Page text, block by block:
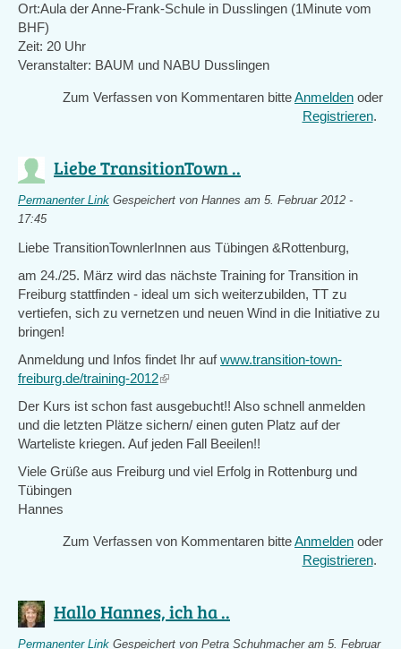
Ort:Aula der Anne-Frank-Schule in Dusslingen (1Minute vom
BHF)
Zeit: 20 Uhr
Veranstalter: BAUM und NABU Dusslingen
Zum Verfassen von Kommentaren bitteAnmelden oder
Registrieren.
Liebe TransitionTown ..
Permanenter Link Gespeichert von Hannes am 5. Februar 2012 -
17:45
Liebe TransitionTownlerInnen aus Tübingen &Rottenburg,
am 24./25. März wird das nächste Training for Transition in
Freiburg stattfinden - ideal um sich weiterzubilden, TT zu
vertiefen, sich zu vernetzen und neuen Wind in die Initiative zu
bringen!
Anmeldung und Infos findet Ihr aufwww.transition-town-
freiburg.de/training-2012(link
external)
Der Kurs ist schon fast ausgebucht!! Also schnell anmelden
und die letzten Plätze sichern/ einen guten Platz auf der
Warteliste kriegen. Auf jeden Fall Beeilen!!
Viele Grüße aus Freiburg und viel Erfolg in Rottenburg und
Tübingen
Hannes
Zum Verfassen von Kommentaren bitteAnmelden oder
Registrieren.
Hallo Hannes, ich ha ..
Permanenter Link Gespeichert von Petra Schuhmacheram 5. Februar